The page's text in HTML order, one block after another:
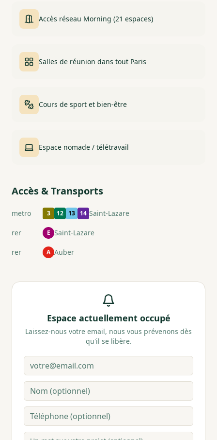
Accès réseau Morning (21 espaces)
Salles de réunion dans tout Paris
Cours de sport et bien-être
Espace nomade / télétravail
Accès & Transports
metro 3 12 13 14 Saint-Lazare
rer E Saint-Lazare
rer A Auber
Espace actuellement occupé
Laissez-nous votre email, nous vous prévenons dès
qu'il se libère.
Email
Nom
Téléphone
Message